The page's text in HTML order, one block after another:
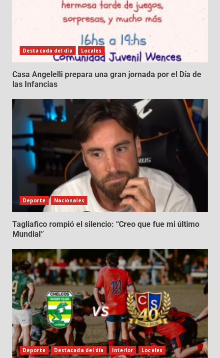
Destacada del día Locales
Casa Angelelli prepara una gran jornada por el Día de
las Infancias
Deporte Nacionales
Tagliafico rompió el silencio: “Creo que fue mi último
Mundial”
Deporte Destacada del día Interior Locales